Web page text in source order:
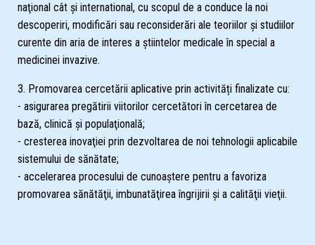
naţional cât şi international, cu scopul de a conduce la noi
descoperiri, modificări sau reconsiderări ale teoriilor şi studiilor
curente din aria de interes a ştiintelor medicale în special a
medicinei invazive.
3. Promovarea cercetării aplicative prin activități finalizate cu:
- asigurarea pregătirii viitorilor cercetători în cercetarea de
bază, clinică şi populaţională;
- cresterea inovaţiei prin dezvoltarea de noi tehnologii aplicabile
sistemului de sănătate;
- accelerarea procesului de cunoaştere pentru a favoriza
promovarea sănătăţii, imbunatăţirea îngrijirii şi a calităţii vieţii.